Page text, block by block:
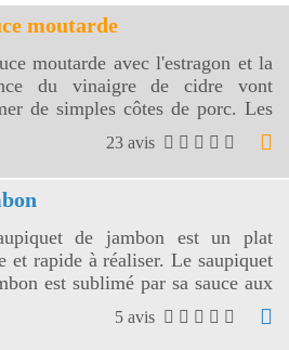
moutarde
moutarde avec l'estragon et la
du vinaigre de cidre vont
de simples côtes de porc. Les
de porc à la moutarde
aussi bien de riz, de
de légumes de votre choix!
23 avis
de jambon est un plat
et rapide à réaliser. Le saupiquet
est sublimé par sa sauce aux
vin blanc, concentré de
et crème fraîche. Choisir un
5 avis